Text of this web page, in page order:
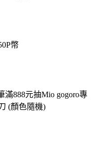
幣
滿888元抽Mio gogoro專
(顏色隨機)